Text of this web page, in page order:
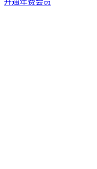
开通年费会员